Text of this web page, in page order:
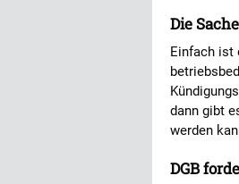
Die
Einfach ist
dann gibt
werden
DGB